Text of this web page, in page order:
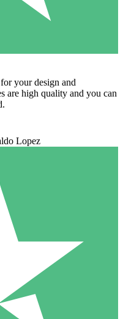
your design and
are high quality and you can
Lopez